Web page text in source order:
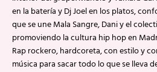
en la batería y Dj Joel en los platos,
que se une Mala Sangre, Dani y el
promoviendo la cultura hip hop en
Rap rockero, hardcoreta, con estilo y
música para sacar todo lo que se lleva